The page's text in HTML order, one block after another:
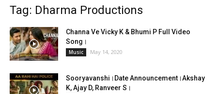
Tag: Dharma Productions
Channa Ve Vicky K & Bhumi P Full Video
Song।
Music May 14, 2020
Sooryavanshi।Date Announcement।Akshay
K, Ajay D, Ranveer S।